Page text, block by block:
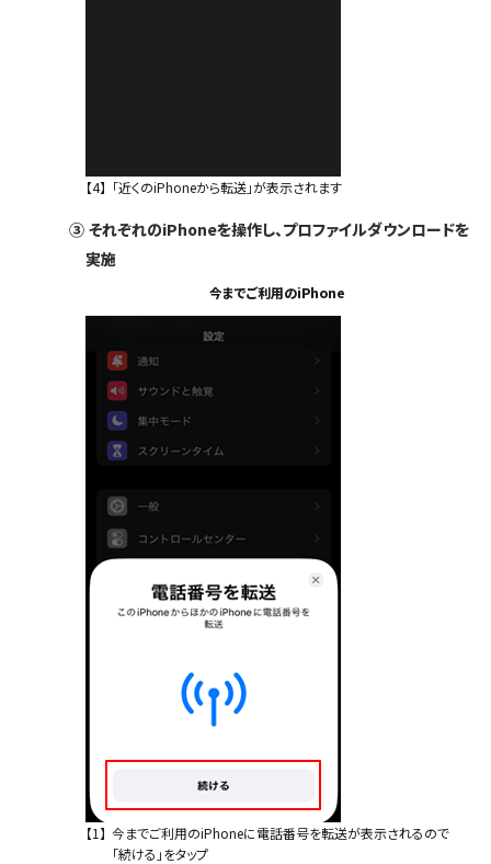
【4】 「近くのiPhoneから転送」が表示されます
③ それぞれのiPhoneを操作し、プロファイルダウンロードを
実施
今までご利用のiPhone
【1】 今までご利用のiPhoneに電話番号を転送が表示されるので
「続ける」をタップ